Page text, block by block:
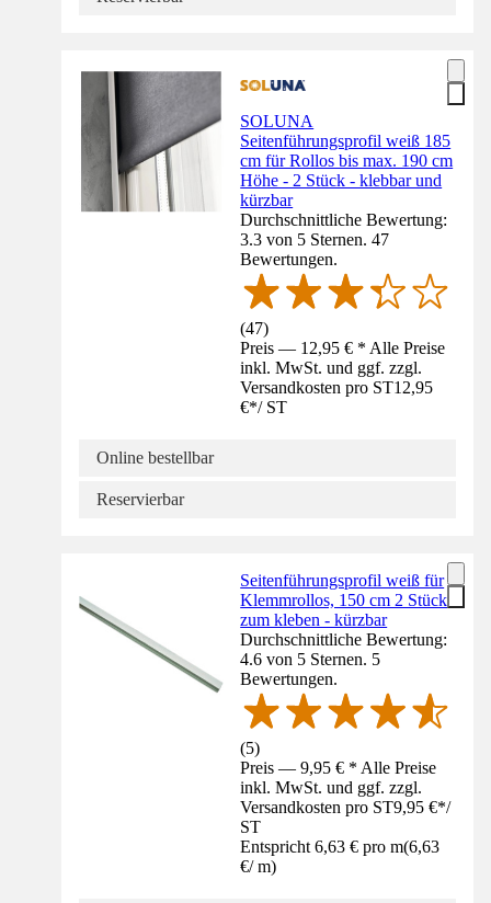
SOLUNA
Seitenführungsprofil weiß 185
cm für Rollos bis max. 190 cm
Höhe - 2 Stück - klebbar und
kürzbar
Durchschnittliche Bewertung:
3.3 von 5 Sternen. 47
Bewertungen.
(47)
Preis — 12,95 € * Alle Preise
inkl. MwSt. und ggf. zzgl.
Versandkosten pro ST12,95
€*/ ST
Online bestellbar
Reservierbar
Seitenführungsprofil weiß für
Klemmrollos, 150 cm 2 Stück
zum kleben - kürzbar
Durchschnittliche Bewertung:
4.6 von 5 Sternen. 5
Bewertungen.
(5)
Preis — 9,95 € * Alle Preise
inkl. MwSt. und ggf. zzgl.
Versandkosten pro ST9,95 €*/
ST
Entspricht 6,63 € pro m(6,63
€/ m)